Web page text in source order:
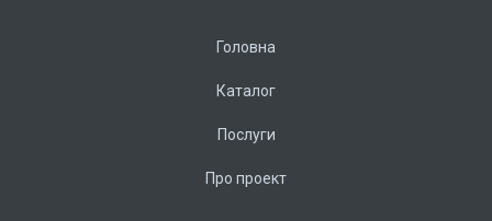
Головна
Каталог
Послуги
Про проект